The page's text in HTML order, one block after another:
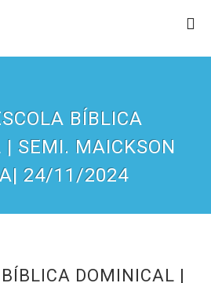
BÍBLICA
| SEMI. MAICKSON
24/11/2024
DOMINICAL |